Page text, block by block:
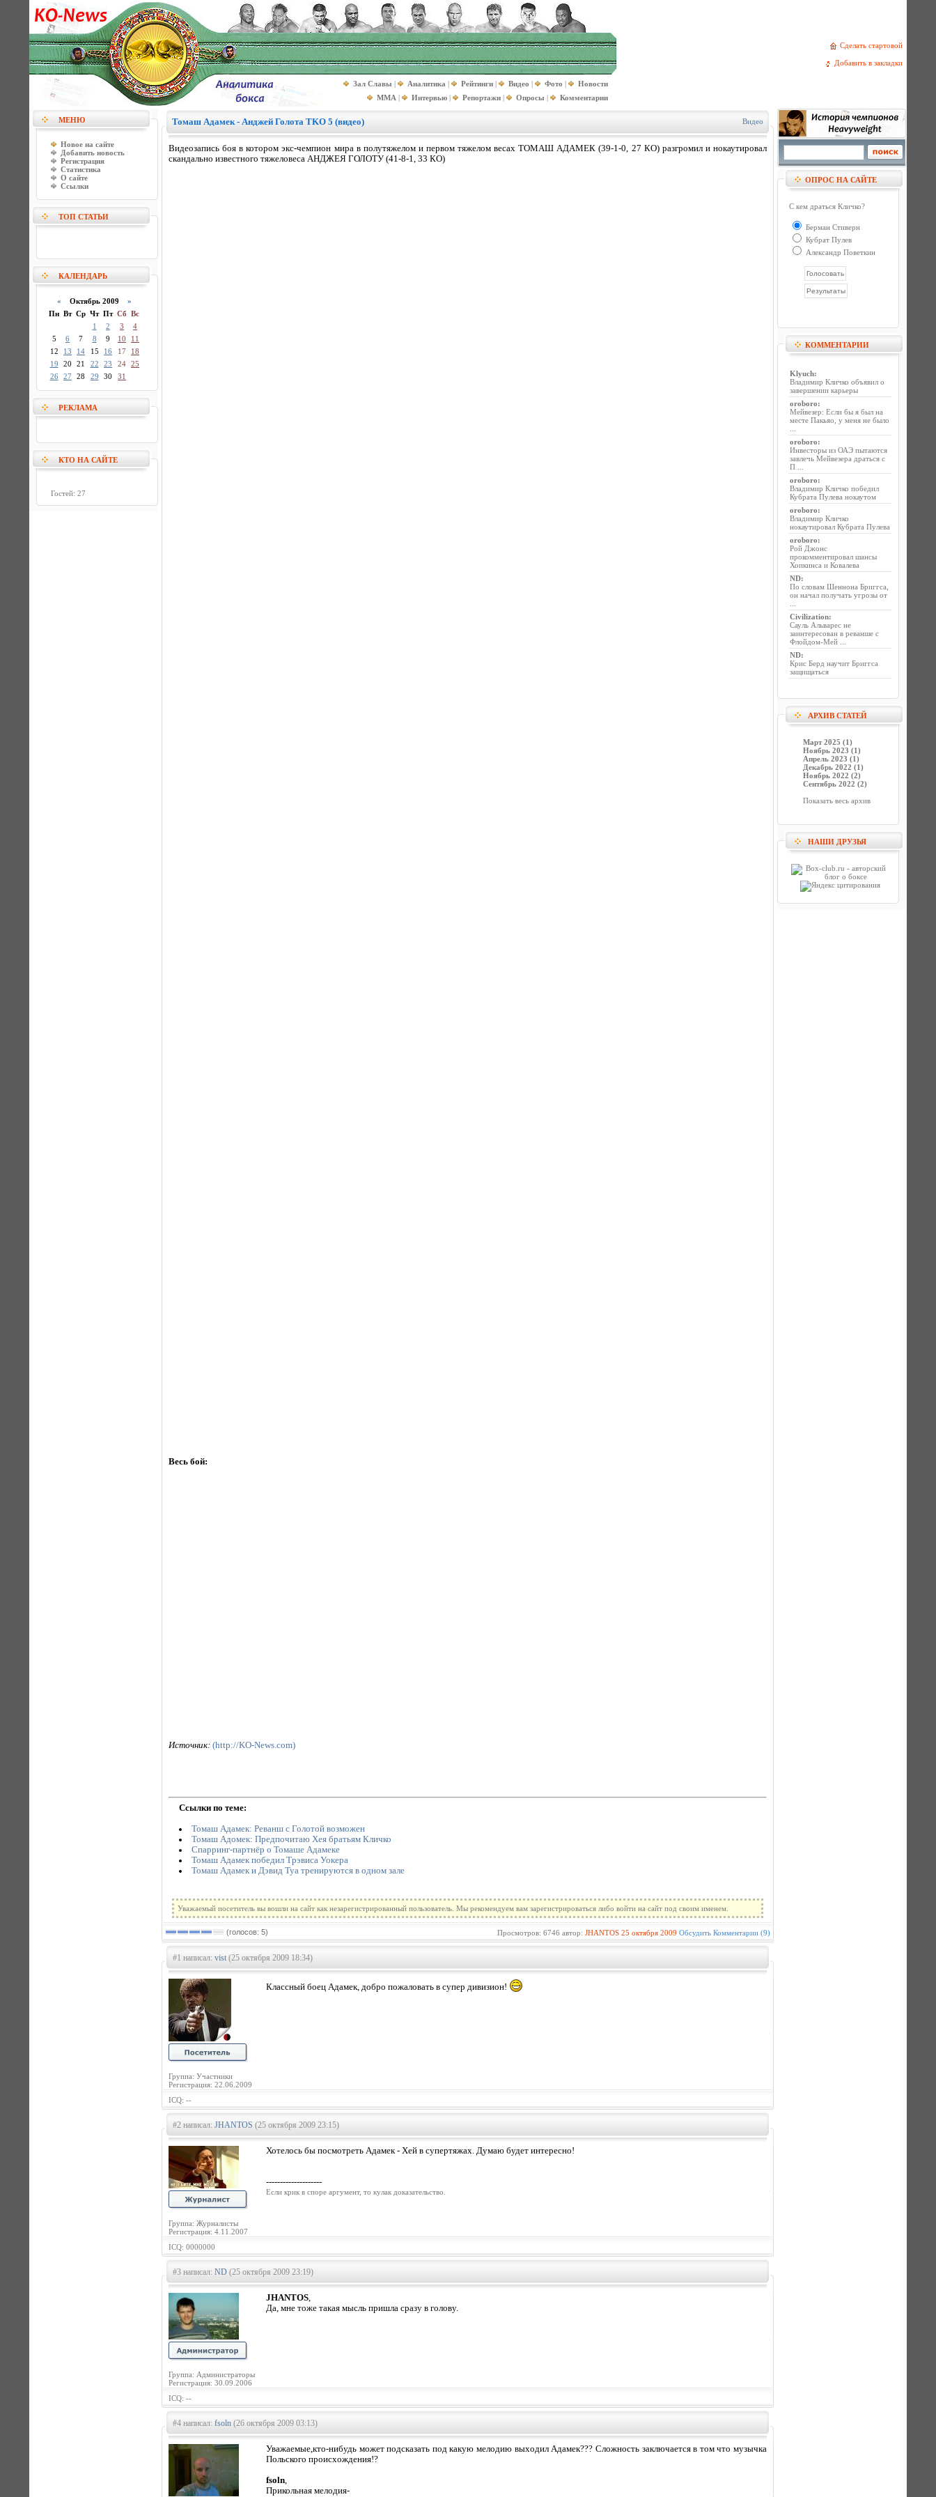
Сделать стартовой
Добавить в закладки
Зал Славы | Аналитика | Рейтинги | Видео | Фото |
Новости
MMA | Интервью | Репортажи | Опросы | Комментарии
МЕНЮ
Новое на сайте
Добавить новость
Регистрация
Статистика
О сайте
Ссылки
ТОП СТАТЬИ
КАЛЕНДАРЬ
« Октябрь 2009 »
Пн Вт Ср Чт Пт Сб Вс
1
2 3
4
5
6 7 8 9 10
11
12
13 14 15 16 17
18
19
20 21 22 23 24 25
26
27 28 29 30 31
РЕКЛАМА
КТО НА САЙТЕ
Гостей: 27
Томаш Адамек - Анджей Голота TKO 5 (видео) Видео
Видеозапись боя в котором экс-чемпион мира в полутяжелом и первом тяжелом весах ТОМАШ АДАМЕК (39-1-0, 27 КО) разгромил и нокаутировал
скандально известного тяжеловеса АНДЖЕЯ ГОЛОТУ (41-8-1, 33 КО)
Весь бой:
Источник: (http://KO-News.com)
Ссылки по теме:
Томаш Адамек: Реванш с Голотой возможен
Томаш Адомек: Предпочитаю Хея братьям Кличко
Спарринг-партнёр о Томаше Адамеке
Томаш Адамек победил Трэвиса Уокера
Томаш Адамек и Дэвид Туа тренируются в одном зале
Уважаемый посетитель вы вошли на сайт как незарегистрированный пользователь. Мы рекомендуем вам зарегистрироваться либо войти на сайт под своим именем.
(голосов: 5) Просмотров: 6746 автор: JHANTOS 25 октября 2009 Обсудить Комментарии (9)
#1 написал: vist(25 октября 2009 18:34)
Группа: Участники
Регистрация: 22.06.2009
Классный боец Адамек, добро пожаловать в супер дивизион!
ICQ: --
#2 написал: JHANTOS (25 октября 2009 23:15)
Группа: Журналисты
Регистрация: 4.11.2007
Хотелось бы посмотреть Адамек - Хей в супертяжах. Думаю будет интересно!
--------------------
Если кpик в споpе аpгумент, то кулак доказательство.
ICQ: 0000000
#3 написал: ND (25 октября 2009 23:19)
Группа: Администраторы
Регистрация: 30.09.2006
JHANTOS,
Да, мне тоже такая мысль пришла сразу в голову.
ICQ: --
#4 написал: fsoln (26 октября 2009 03:13)
Уважаемые,кто-нибудь может подсказать под какую мелодию выходил Адамек??? Сложность заключается в том что музычка
Польского происхождения!?
fsoln,
Прикольная мелодия-
ОПРОС НА САЙТЕ
С кем драться Кличко?
Берман Стиверн
Кубрат Пулев
Александр Поветкин
КОММЕНТАРИИ
Klyuch:
Владимир Кличко объявил о
завершении карьеры
oroboro:
Мейвезер: Если бы я был на
месте Пакьяо, у меня не было
oroboro:
Инвесторы из ОАЭ пытаются
завлечь Мейвезера драться с
П ...
oroboro:
Владимир Кличко победил
Кубрата Пулева нокаутом
oroboro:
Владимир Кличко
нокаутировал Кубрата Пулева
oroboro:
Рой Джонс
прокомментировал шансы
Хопкинса и Ковалева
ND:
По словам Шеннона Бриггса,
он начал получать угрозы от
Civilization:
Сауль Альварес не
заинтересован в реванше с
Флойдом-Мей ...
ND:
Крис Берд научит Бриггса
защищаться
АРХИВ СТАТЕЙ
Март 2025 (1)
Ноябрь 2023 (1)
Апрель 2023 (1)
Декабрь 2022 (1)
Ноябрь 2022 (2)
Сентябрь 2022 (2)
Показать весь архив
НАШИ ДРУЗЬЯ